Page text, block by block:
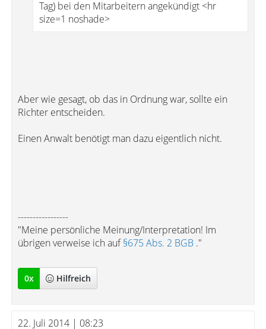
Tag) bei den Mitarbeitern angekündigt <hr
size=1 noshade>
Aber wie gesagt, ob das in Ordnung war, sollte ein
Richter entscheiden.
Einen Anwalt benötigt man dazu eigentlich nicht.
-----------------
"Meine persönliche Meinung/Interpretation! Im
übrigen verweise ich auf§675 Abs. 2 BGB."
0x Hilfreich
22. Juli 2014 | 08:23